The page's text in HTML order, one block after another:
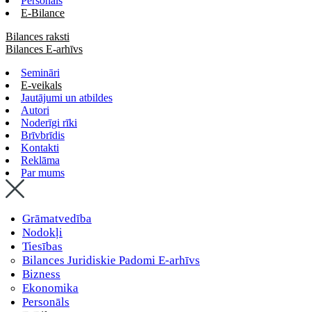
E-Bilance
Bilances raksti
Bilances E-arhīvs
Semināri
E-veikals
Jautājumi un atbildes
Autori
Noderīgi rīki
Brīvbrīdis
Kontakti
Reklāma
Par mums
Grāmatvedība
Nodokļi
Tiesības
Bilances Juridiskie Padomi E-arhīvs
Bizness
Ekonomika
Personāls